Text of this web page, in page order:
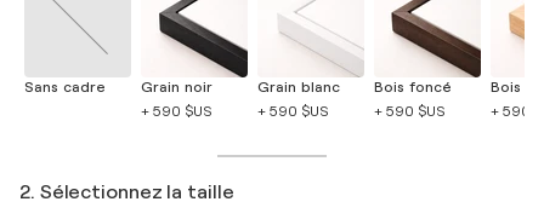
Sans cadre
Grain noir
+ 590 $US
Grain blanc
+ 590 $US
Bois foncé
+ 590 $US
Bois
+ 590
2. Sélectionnez la taille